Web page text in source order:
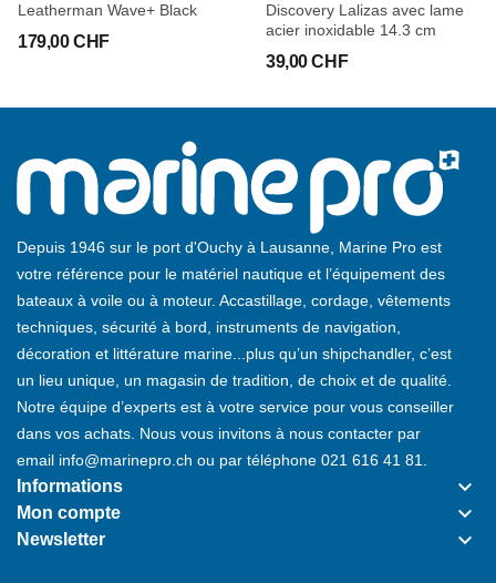
Leatherman Wave+ Black
179,00 CHF
Discovery Lalizas avec lame
acier inoxidable 14.3 cm
39,00 CHF
Depuis 1946 sur le port d'Ouchy à Lausanne, Marine Pro est
votre référence pour le matériel nautique et l’équipement des
bateaux à voile ou à moteur. Accastillage, cordage, vêtements
techniques, sécurité à bord, instruments de navigation,
décoration et littérature marine...plus qu’un shipchandler, c’est
un lieu unique, un magasin de tradition, de choix et de qualité.
Notre équipe d’experts est à votre service pour vous conseiller
dans vos achats. Nous vous invitons à nous contacter par
email info@marinepro.ch ou par téléphone 021 616 41 81
Informations keyboard_arrow_down
Mon compte keyboard_arrow_down
Newsletter keyboard_arrow_down